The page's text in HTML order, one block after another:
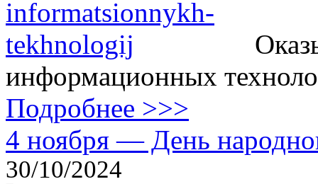
информационных
Подробнее >>>
4 ноября — День
30/10/2024